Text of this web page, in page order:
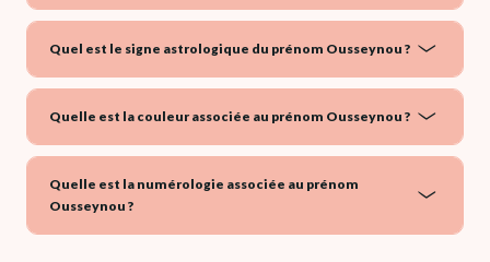
Quel est le signe astrologique du prénom Ousseynou ?
Quelle est la couleur associée au prénom Ousseynou ?
Quelle est la numérologie associée au prénom
Ousseynou ?